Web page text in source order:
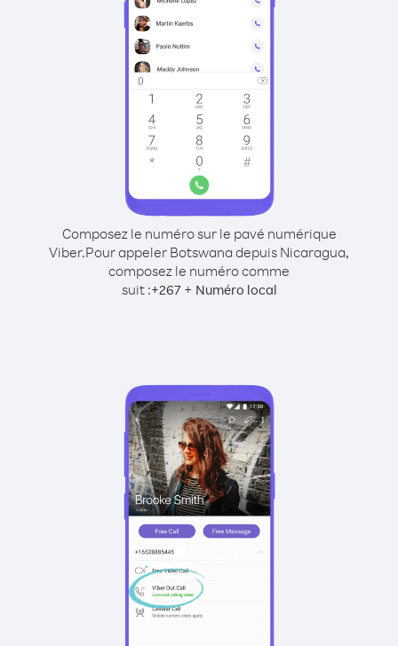
Composez le numéro sur le pavé numérique
Viber.Pour appeler Botswana depuis Nicaragua,
composez le numéro comme
suit :+267+ Numéro local